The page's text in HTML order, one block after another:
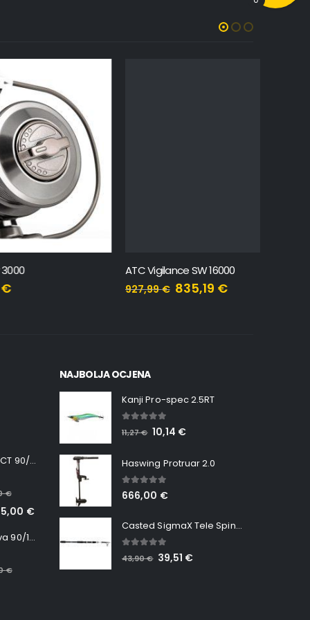
ATC Vigilance SW 16000
835,19€
Minn Kota RT INSTINCT 90/115 WR QUEST
€
€
Minn Kota RT Terrova 90/115 WR QUEST
€
NAJBOLJA OCJENA
Kanji Pro-spec 2.5RT
out of 5
11,27€ 10,14 €
Haswing Protruar 2.0
5.00 out of 5
666,00 €
Casted SigmaX Tele Spin, 300cm, 40-80gr
out of 5
43,90€ 39,51 €